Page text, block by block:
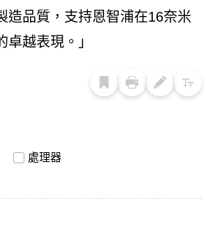
造品質，支持恩智浦在16奈米
越表現。」
處理器